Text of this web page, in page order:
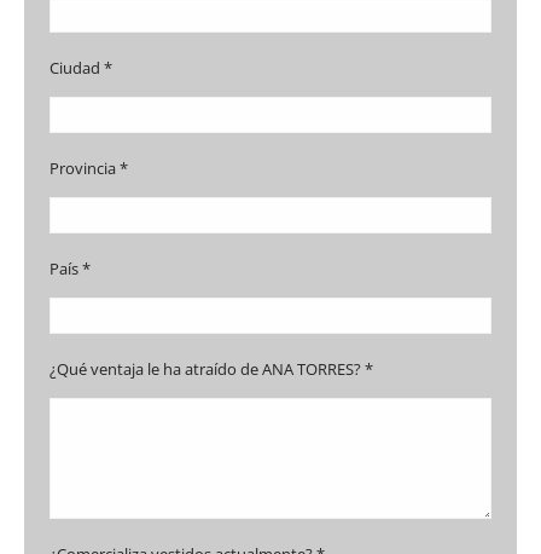
Ciudad *
Provincia *
País *
¿Qué ventaja le ha atraído de ANA TORRES? *